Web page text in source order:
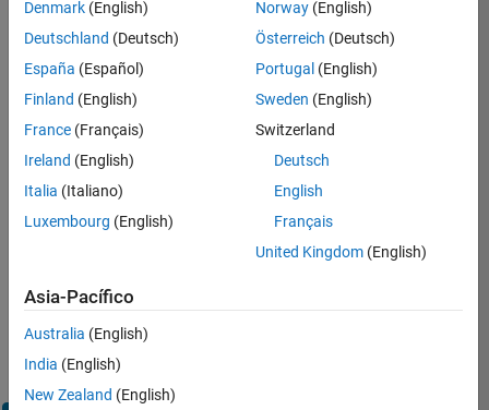
en
su
cuenta
de
empleo
Dirección de correo electrónico
Contraseña
su
contraseña?
Denmark (English)
Deutschland (Deutsch)
España (Español)
Finland (English)
France (Français)
Ireland (English)
Italia (Italiano)
Luxembourg (English)
Norway(English)
Österreich (Deutsch)
Portugal (English)
Sweden (English)
Switzerland
Deutsch
English
Français
United Kingdom(English)
Asia-Pacífico
Australia (English)
India (English)
New Zealand (English)